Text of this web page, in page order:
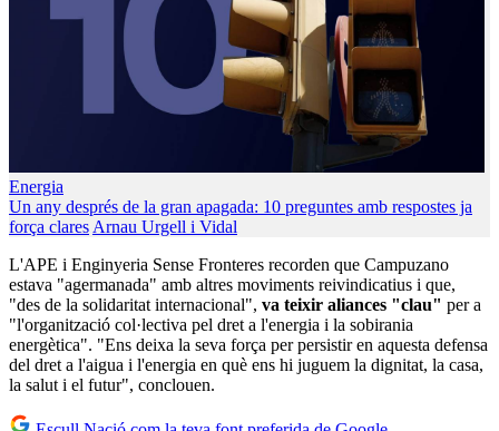
Energia
Un any després de la gran apagada: 10 preguntes amb respostes ja
força clares Arnau Urgell i Vidal
L'APE i Enginyeria Sense Fronteres recorden que Campuzano
estava "agermanada" amb altres moviments reivindicatius i que,
"des de la solidaritat internacional", va teixir aliances "clau" per a
"l'organització col·lectiva pel dret a l'energia i la sobirania
energètica". "Ens deixa la seva força per persistir en aquesta defensa
del dret a l'aigua i l'energia en què ens hi juguem la dignitat, la casa,
la salut i el futur", conclouen.